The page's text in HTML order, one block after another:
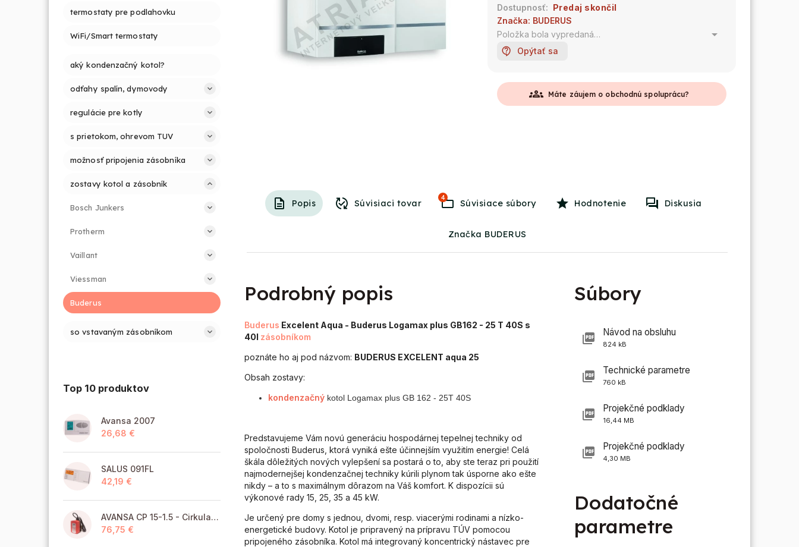
termostaty pre podlahovku
WiFi/Smart termostaty
aký kondenzačný kotol?
odťahy spalín, dymovody
regulácie pre kotly
s prietokom, ohrevom TUV
možnosť pripojenia zásobníka
zostavy kotol a zásobník
Bosch Junkers
Protherm
Vaillant
Viessman
Buderus
so vstavaným zásobníkom
Top 10 produktov
Avansa 2007
26,68 €
SALUS 091FL
42,19 €
AVANSA CP 15-1.5 - Cirkulačné čerpadlo TÚV pre pitnú vodu
76,75 €
Značka: BUDERUS
Predaj skončil
Položka bola vypredaná…
Opýtať sa
groups Máte záujem o obchodnú spoluprácu?
Popis Súvisiaci tovar
4
Súvisiace súbory Hodnotenie Diskusia
Značka BUDERUS
Podrobný popis
Buderus Excelent Aqua - Buderus Logamax plus GB162 - 25 T 40S s
40l zásobníkom
poznáte ho aj pod názvom: BUDERUS EXCELENT aqua 25
Obsah zostavy:
kondenzačný kotol Logamax plus GB 162 - 25T 40S
Predstavujeme Vám novú generáciu hospodárnej tepelnej techniky od
spoločnosti Buderus, ktorá vyniká ešte účinnejším využitím energie! Celá
škála dôležitých nových vylepšení sa postará o to, aby ste teraz pri použití
najmodernejšej kondenzačnej techniky kúrili plynom tak úsporne ako ešte
nikdy – a to s maximálnym dôrazom na Váš komfort. K dispozícii sú
výkonové rady 15, 25, 35 a 45 kW.
Je určený pre domy s jednou, dvomi, resp. viacerými rodinami a nízko-
energetické budovy. Kotol je pripravený na prípravu TÚV pomocou
pripojeného zásobníka. Kotol má integrovaný koncentrický nástavec pre
Súbory
Návod na obsluhu
824 kB
Technické parametre
760 kB
Projekčné podklady
16,44 MB
Projekčné podklady
4,30 MB
Dodatočné
parametre